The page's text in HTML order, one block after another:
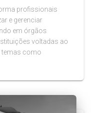
profissionais
e gerenciar
em órgãos
voltadas ao
temas como